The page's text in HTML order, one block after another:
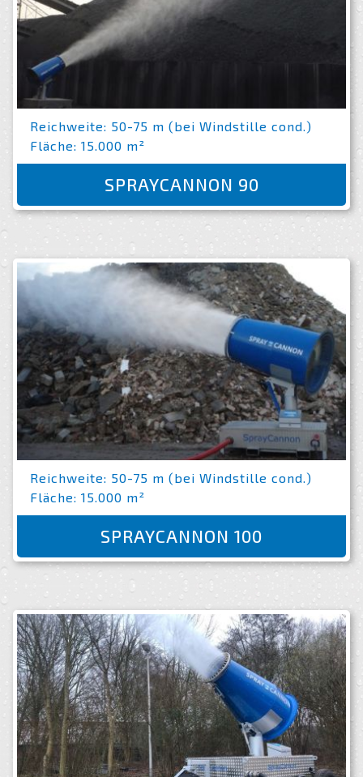
Reichweite: 50-75 m (bei Windstille cond.)
Fläche: 15.000 m²
SPRAYCANNON 90
Reichweite: 50-75 m (bei Windstille cond.)
Fläche: 15.000 m²
SPRAYCANNON 100